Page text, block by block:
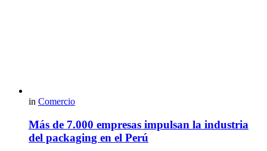
in Comercio
Más de 7.000 empresas impulsan la industria
del packaging en el Perú